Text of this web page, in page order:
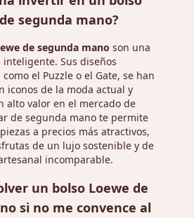
segunda mano?
de segunda mano son una
inteligente. Sus diseños
el Puzzle o el Gate, se han
iconos de la moda actual y
alto valor en el mercado de
de segunda mano te permite
a precios más atractivos,
de un lujo sostenible y de
incomparable.
un bolso Loewe de
si no me convence al